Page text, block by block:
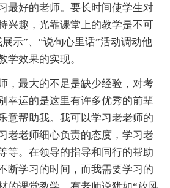
最好的老师。要长时间使学生对
兴趣，光靠课堂上的教学是不可
示”、“说句心里话”活动调动他
学效果的实现。
，最大的不足是缺少经验，对考
幸运的是这里有许多优秀的前辈
意帮助我。我可以学习老老师的
老老师细心负责的态度，学习老
等。在领导的指导和同行的帮助
断学习的时间，而我需要学习的